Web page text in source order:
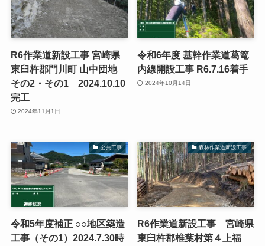
R6作業道新設工事 宮崎県
東臼杵郡門川町 山中団地
その2・その1 2024.10.10
完工
2024年11月1日
令和6年度 基幹作業道葛篭
内線開設工事 R6.7.16着手
2024年10月14日
公共工事
令和5年度補正 ○○地区築造
工事（その1）2024.7.30時
森林作業道新設工事
R6作業道新設工事 宮崎県
東臼杵郡椎葉村第４上福